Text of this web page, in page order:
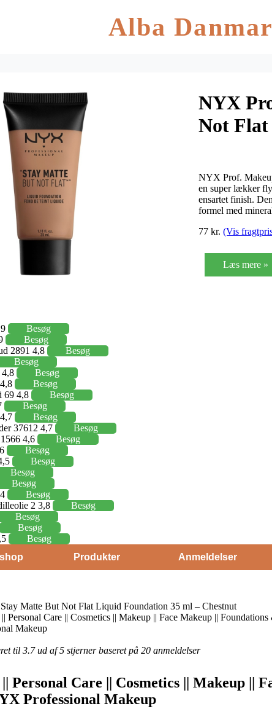
Alba
NYX
Not
NYX Prof.
en super lækker
ensartet finish.
formel med
77 kr. (Vis
Læs mere »
Besøg
Besøg
2891 4,8
Besøg
Besøg
4,8
Besøg
Besøg
69 4,8
Besøg
Besøg
Besøg
37612 4,7
Besøg
4,6
Besøg
Besøg
Besøg
Besøg
Besøg
Besøg
2 3,8
Besøg
Besøg
Besøg
Besøg
Produkter Anmeldelser
Matte But Not Flat Liquid Foundation 35 ml – Chestnut
Personal Care || Cosmetics || Makeup || Face Makeup || Foundations
Makeup
til 3.7 ud af 5 stjerner baseret på 20 anmeldelser
Personal Care || Cosmetics || Makeup ||
Professional Makeup